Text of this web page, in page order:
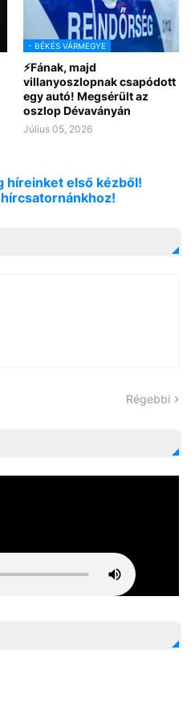
- BÉKÉS VÁRMEGYE
⚡Fának, majd
villanyoszlopnak csapódott
egy autó! Megsérült az
oszlop Dévaványán
Július 05, 2026
híreinket első kézből!
Régebbi